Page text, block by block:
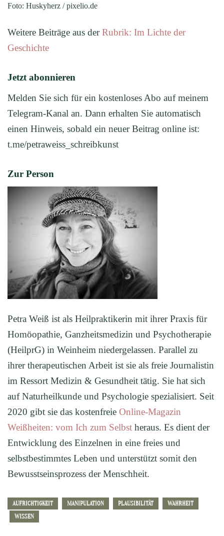
Foto: Huskyherz / pixelio.de
Weitere Beiträge aus derRubrik: Im Lichte der
Geschichte
Jetzt abonnieren
Melden Sie sich für ein kostenloses Abo auf meinem
Telegram-Kanal an. Dann erhalten Sie automatisch
einen Hinweis, sobald ein neuer Beitrag online ist:
t.me/petraweiss_schreibkunst
Zur Person
Petra Weiß ist als Heilpraktikerin mit ihrer Praxis für
Homöopathie, Ganzheitsmedizin und Psychotherapie
(HeilprG) in Weinheim niedergelassen. Parallel zu
ihrer therapeutischen Arbeit ist sie als freie Journalistin
im Ressort Medizin & Gesundheit tätig. Sie hat sich
auf Naturheilkunde und Psychologie spezialisiert. Seit
2020 gibt sie das kostenfreie Online-Magazin
Weißheiten: vom Ich zum Selbst heraus. Es dient der
Entwicklung des Einzelnen in eine freies und
selbstbestimmtes Leben und unterstützt somit den
Bewusstseinsprozess der Menschheit.
AUFRICHTIGKEIT MANIPULATION PLAUSIBILITÄT
WAHRHEIT
WISSEN